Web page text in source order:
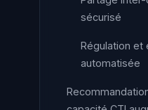
sécurisé
Régulation et
automatisée